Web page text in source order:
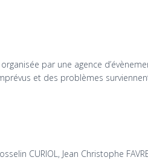
par une agence
et des problèmes
CURIOL, Jean Christophe